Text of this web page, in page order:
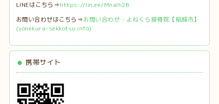
LINEはこちら⇒https://lin.ee/MnaIh2B
お問い合わせはこちら⇒お問い合わせ - よねくら接骨院【稲城市】
(yonekura-sekkotsu.info)
携帯サイト